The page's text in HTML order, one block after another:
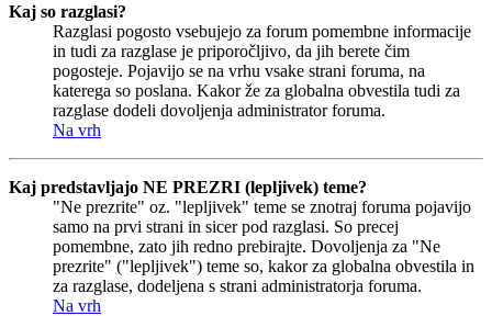
Kaj so razglasi?
Razglasi pogosto vsebujejo za forum pomembne informacije
in tudi za razglase je priporočljivo, da jih berete čim
pogosteje. Pojavijo se na vrhu vsake strani foruma, na
katerega so poslana. Kakor že za globalna obvestila tudi za
razglase dodeli dovoljenja administrator foruma.
Na vrh
Kaj predstavljajo NE PREZRI (lepljivek) teme?
"Ne prezrite" oz. "lepljivek" teme se znotraj foruma pojavijo
samo na prvi strani in sicer pod razglasi. So precej
pomembne, zato jih redno prebirajte. Dovoljenja za "Ne
prezrite" ("lepljivek") teme so, kakor za globalna obvestila in
za razglase, dodeljena s strani administratorja foruma.
Na vrh